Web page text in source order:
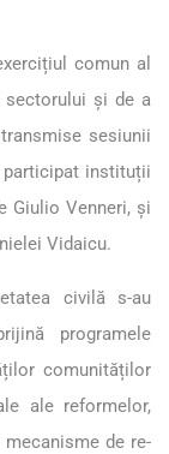
comun al
sectorului și de a
sesiunii
participat instituții
Giulio Venneri, și
Vidaicu.
civilă s-au
programele
comunităților
ale reformelor,
de re-